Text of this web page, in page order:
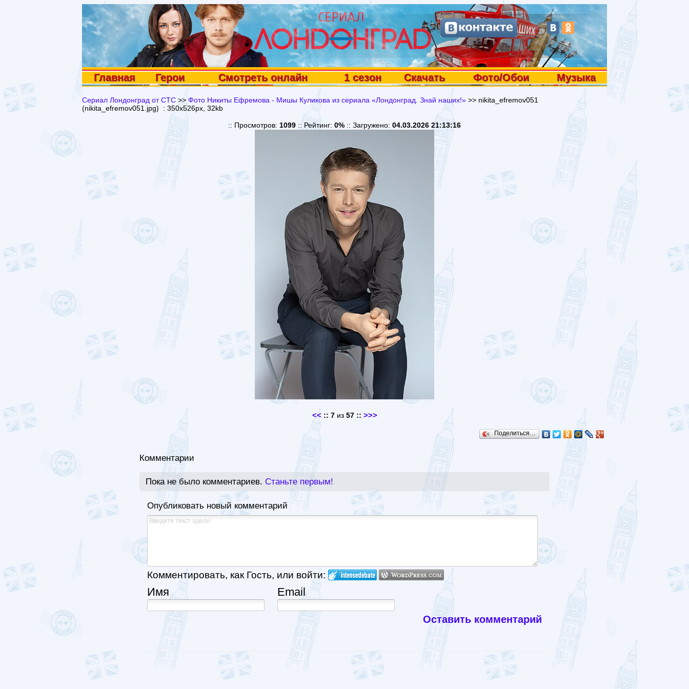
Главная Герои Смотреть онлайн 1 сезон Скачать Фото/Обои Музыка
Сериал Лондонград от СТС >> Фото Никиты Ефремова - Мишы Куликова из сериала «Лондонград. Знай наших!» >> nikita_efremov051
(nikita_efremov051.jpg) : 350x526px, 32kb
:: Просмотров: 1099 :: Рейтинг: 0% :: Загружено: 04.03.2026 21:13:16
<<:: 7из 57 :: >>>
Поделиться…
Комментарии
Пока не было комментариев. Станьте первым!
Опубликовать новый комментарий
Комментировать, как Гость, или войти:
Имя Email
Оставить комментарий